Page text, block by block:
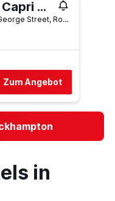
Villa Capri Motel
69-77 George Street, Rockhampton, QLD, Australien
Zum Angebot
in